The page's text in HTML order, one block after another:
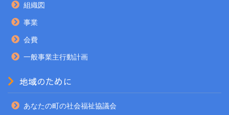
組織図
事業
会費
一般事業主行動計画
地域のために
あなたの町の社会福祉協議会